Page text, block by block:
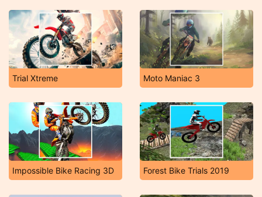
Trial Xtreme Moto Maniac 3
Impossible Bike Racing 3D Forest Bike Trials 2019